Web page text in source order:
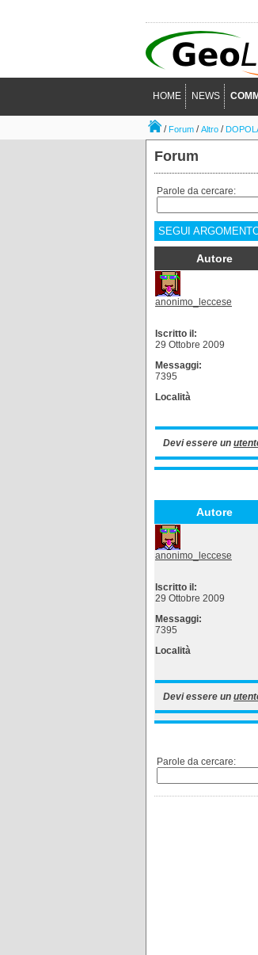
HOME NEWS
/Forum /Altro /
Forum
Parole da cercare:
SEGUI
Autore
anonimo_leccese
Iscritto il:
29 Ottobre 2009
Messaggi:
7395
Località
Devi essere un
Autore
anonimo_leccese
Iscritto il:
29 Ottobre 2009
Messaggi:
7395
Località
Devi essere un
Parole da cercare: